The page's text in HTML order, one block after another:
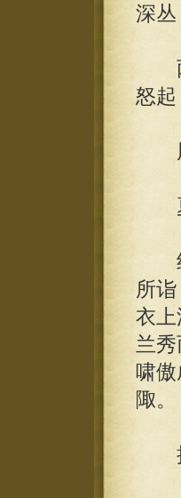
深
两
怒
夏
终
所
衣
兰
啸
陬。
接